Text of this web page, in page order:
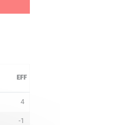
EFF
4
-1